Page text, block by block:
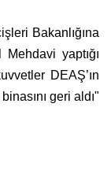
Bakanlığına
yaptığı
DEAŞ’ın
geri aldı"